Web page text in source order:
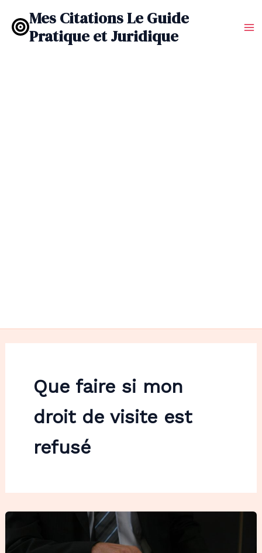
contenu
Mes Citations Le Guide
Pratique et Juridique
Que faire si mon
droit de visite est
refusé